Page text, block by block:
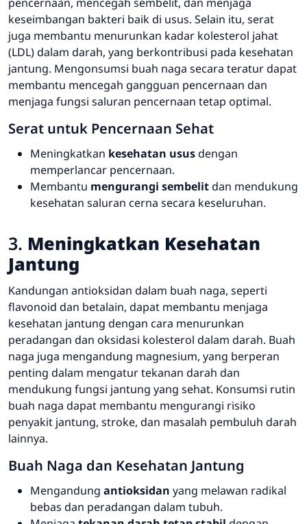
keseimbangan bakteri baik di usus. Selain itu, serat
juga membantu menurunkan kadar kolesterol jahat
(LDL) dalam darah, yang berkontribusi pada kesehatan
jantung. Mengonsumsi buah naga secara teratur dapat
membantu mencegah gangguan pencernaan dan
menjaga fungsi saluran pencernaan tetap optimal.
Serat untuk Pencernaan Sehat
Meningkatkan kesehatan ususdengan
memperlancar pencernaan.
Membantu mengurangi sembelitdan mendukung
kesehatan saluran cerna secara keseluruhan.
3. Meningkatkan Kesehatan
Jantung
Kandungan antioksidan dalam buah naga, seperti
flavonoid dan betalain, dapat membantu menjaga
kesehatan jantung dengan cara menurunkan
peradangan dan oksidasi kolesterol dalam darah. Buah
naga juga mengandung magnesium, yang berperan
penting dalam mengatur tekanan darah dan
mendukung fungsi jantung yang sehat. Konsumsi rutin
buah naga dapat membantu mengurangi risiko
penyakit jantung, stroke, dan masalah pembuluh darah
lainnya.
Buah Naga dan Kesehatan Jantung
Mengandung antioksidan yang melawan radikal
bebas dan peradangan dalam tubuh.